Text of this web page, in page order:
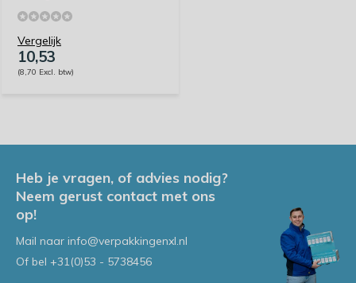
Vergelijk
10,53
(8,70 Excl. btw)
Heb je vragen, of advies nodig?
Neem gerust contact met ons
op!
Mail naar info@verpakkingenxl.nl
Of bel +31(0)53 - 5738456